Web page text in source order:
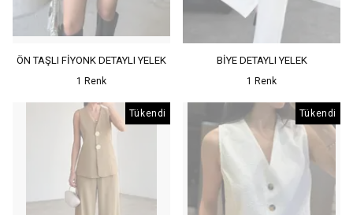
ÖN TAŞLI FİYONK DETAYLI YELEK
1 Renk
BİYE DETAYLI YELEK
1 Renk
Tükendi Tükendi